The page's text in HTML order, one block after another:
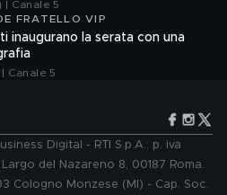
| Canale 5
FRATELLO VIP
inaugurano la serata con una
Canale 5
Digital - RTI S.p.A.: p. iva
del Nazareno 8, 00187 Roma.
Cologno Monzese (MI) - Cap. Soc.